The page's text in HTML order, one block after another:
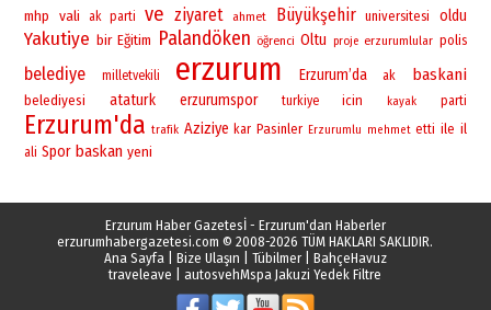
mhp vali ak parti ve ziyaret ahmet Büyükşehir universitesi oldu
Yakutiye bir Eğitim Palandöken öğrenci Oltu proje erzurumlular polis
belediye milletvekili erzurum Erzurum’da ak baskani
belediyesi ataturk erzurumspor turkiye icin kayak parti
Erzurum'da trafik Aziziye kar Pasinler Erzurumlu mehmet etti ile il
ali Spor baskan yeni
Erzurum Haber Gazetesİ - Erzurum'dan Haberler
erzurumhabergazetesi.com © 2008-2026 TÜM HAKLARI SAKLIDIR.
Ana Sayfa| Bize Ulaşın Tübilmer| BahçeHavuz
traveleave
autosvehMspa Jakuzi Yedek Filtre